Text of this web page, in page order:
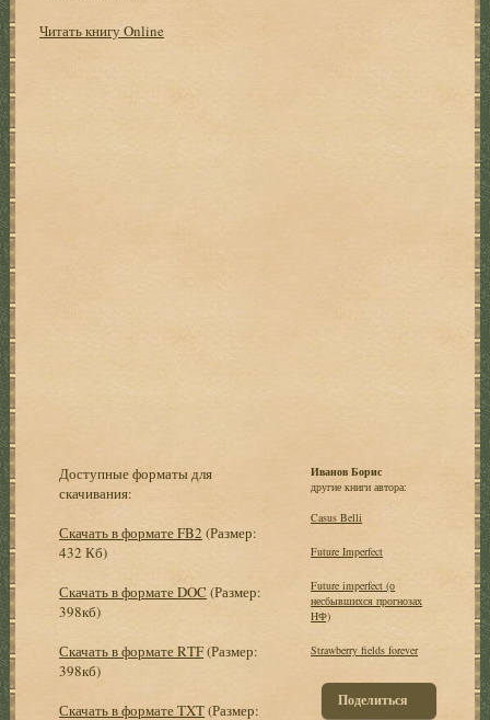
Читать книгу Online
Доступные форматы для
скачивания:
Скачать в формате FB2 (Размер:
432 Кб)
Скачать в формате DOC (Размер:
398кб)
Скачать в формате RTF(Размер:
398кб)
Скачать в формате TXT(Размер:
Иванов Борис
другие книги автора:
Casus Belli
Future Imperfect
Future imperfect (о
несбывшихся прогнозах
HФ)
Strawberry fields forever
Поделиться